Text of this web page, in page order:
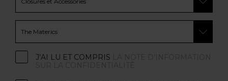
J’AI LU ET COMPRIS